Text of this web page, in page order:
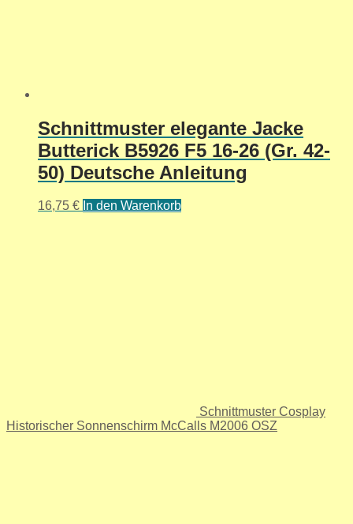
Schnittmuster elegante Jacke
Butterick B5926 F5 16-26 (Gr. 42-
50) Deutsche Anleitung
16,75 € In den Warenkorb
Schnittmuster Cosplay
Historischer Sonnenschirm McCalls M2006 OSZ